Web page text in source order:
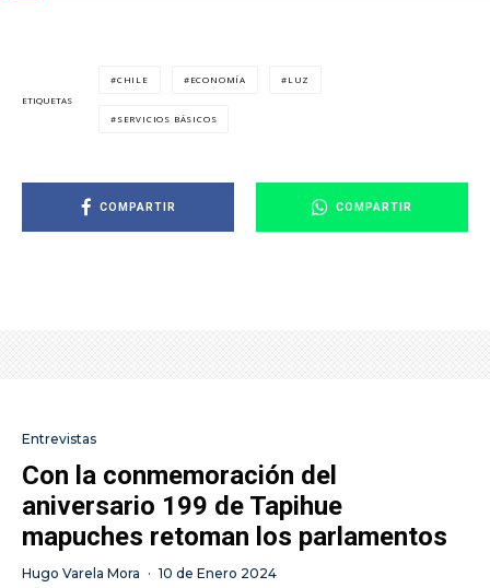
ETIQUETAS
CHILE ECONOMÍA LUZ
SERVICIOS BÁSICOS
COMPARTIR COMPARTIR
Entrevistas
Con la conmemoración del
aniversario 199 de Tapihue
mapuches retoman los parlamentos
Hugo Varela Mora · 10 de Enero 2024